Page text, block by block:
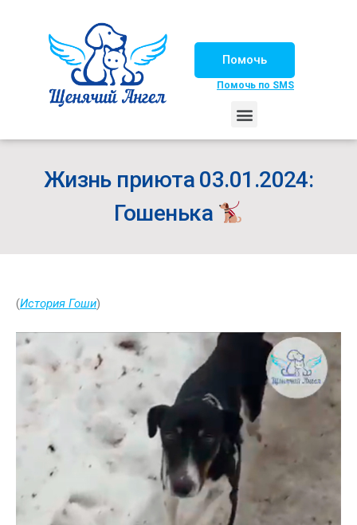
Помочь
Помочь по SMS
Жизнь приюта 03.01.2024:
Гошенька
(История Гоши)